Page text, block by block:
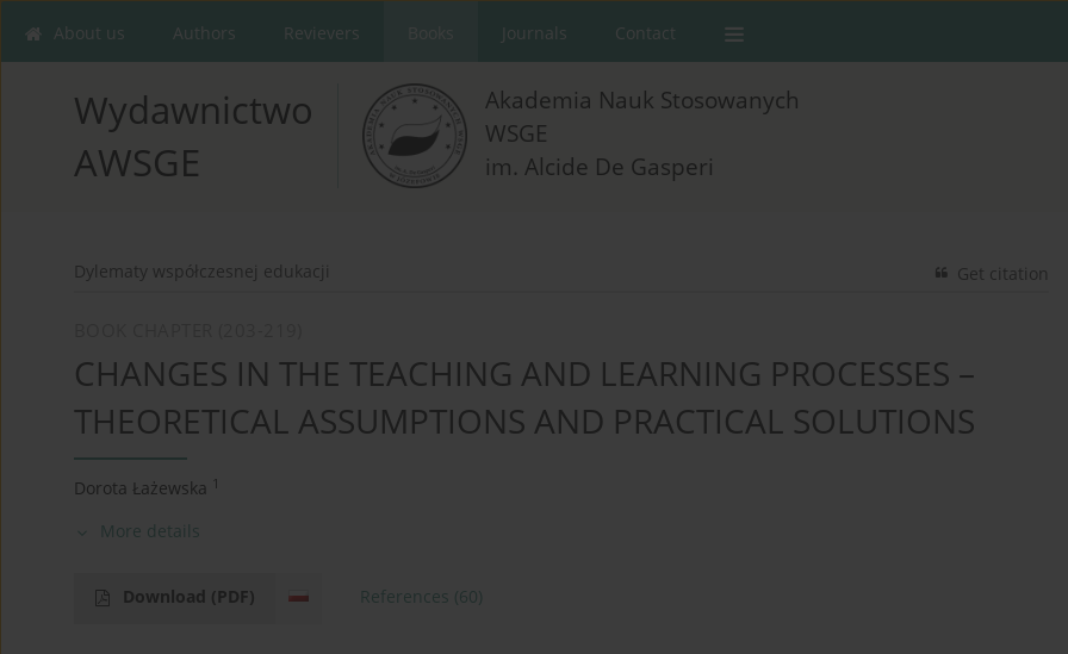
About us Authors Revievers Journals Contact
Wydawnictwo
AWSGE
Akademia Nauk Stosowanych
WSGE
im. Alcide De Gasperi
Dylematy współczesnej edukacji Get citation
CHANGES IN THE TEACHING AND LEARNING PROCESSES –
THEORETICAL ASSUMPTIONS AND PRACTICAL SOLUTIONS
Dorota Łażewska 1
More details
Download (PDF) References (60)